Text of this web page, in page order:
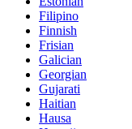
Filipino
Finnish
Frisian
Galician
Georgian
Gujarati
Haitian
Hausa